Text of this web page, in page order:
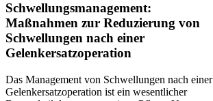
Schwellungsmanagement:
Maßnahmen zur Reduzierung von
Schwellungen nach einer
Gelenkersatzoperation
Das Management von Schwellungen nach einer
Gelenkersatzoperation ist ein wesentlicher